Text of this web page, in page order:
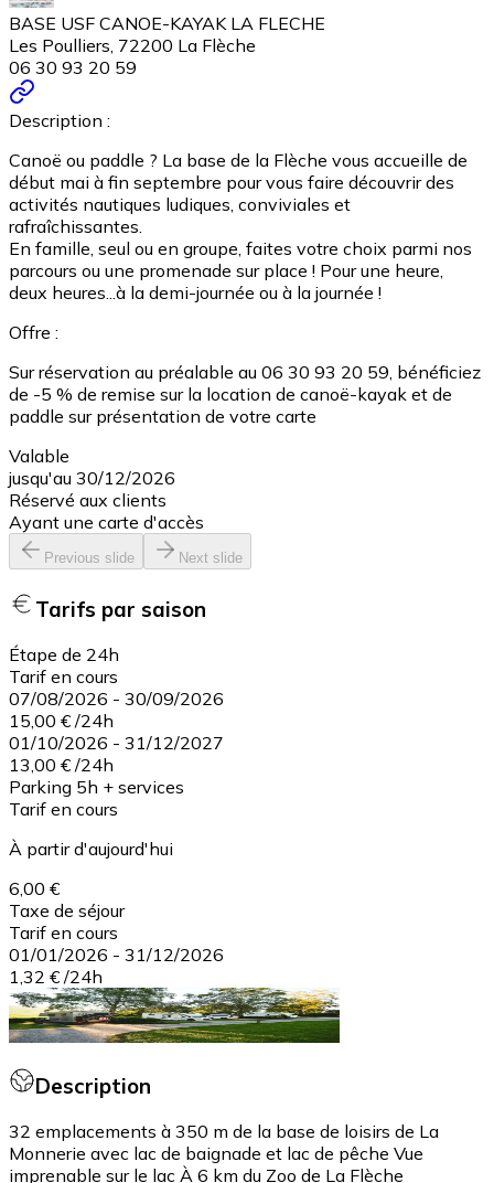
BASE USF CANOE-KAYAK LA FLECHE
Les Poulliers, 72200 La Flèche
06 30 93 20 59
Description :
Canoë ou paddle ? La base de la Flèche vous accueille de
début mai à fin septembre pour vous faire découvrir des
activités nautiques ludiques, conviviales et
rafraîchissantes.
En famille, seul ou en groupe, faites votre choix parmi nos
parcours ou une promenade sur place ! Pour une heure,
deux heures...à la demi-journée ou à la journée !
Offre :
Sur réservation au préalable au 06 30 93 20 59, bénéficiez
de -5 % de remise sur la location de canoë-kayak et de
paddle sur présentation de votre carte
Valable
jusqu'au 30/12/2026
Réservé aux clients
Ayant une carte d'accès
Previous slide Next slide
Tarifs par saison
Étape de 24h
Tarif en cours
07/08/2026 - 30/09/2026
15,00 € /24h
01/10/2026 - 31/12/2027
13,00 € /24h
Parking 5h + services
Tarif en cours
À partir d'aujourd'hui
6,00 €
Taxe de séjour
Tarif en cours
01/01/2026 - 31/12/2026
1,32 € /24h
Description
32 emplacements à 350 m de la base de loisirs de La
Monnerie avec lac de baignade et lac de pêche Vue
imprenable sur le lac À 6 km du Zoo de La Flèche